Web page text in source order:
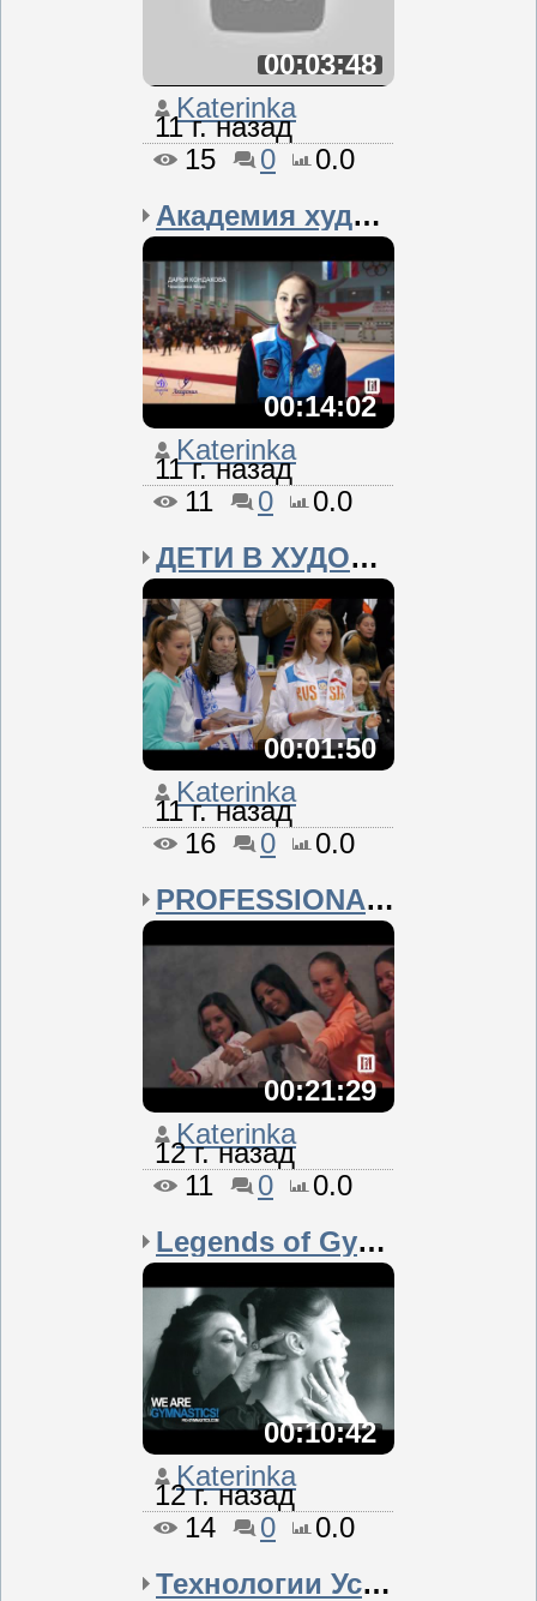
00:03:48
Katerinka
11 г. назад
15
0
0.0
Академия художественной...
00:14:02
Katerinka
11 г. назад
11
0
0.0
ДЕТИ В ХУДОЖЕСТВЕННОЙ Г...
00:01:50
Katerinka
11 г. назад
16
0
0.0
PROFESSIONAL-CUP 2014 K...
00:21:29
Katerinka
12 г. назад
11
0
0.0
Legends of Gymnastics -...
00:10:42
Katerinka
12 г. назад
14
0
0.0
Технологии Успеха в Кан...